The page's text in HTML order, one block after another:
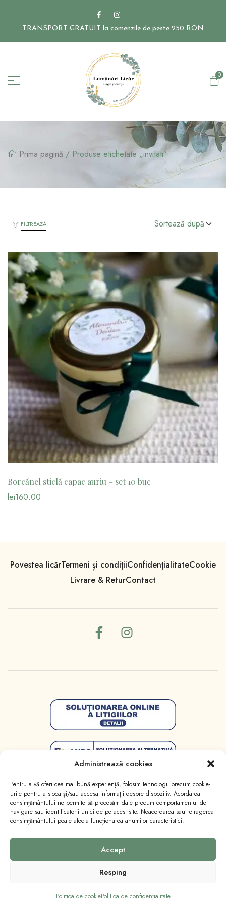
Administrează cookies
Pentru a vă oferi cea mai bună experiență, folosim tehnologii precum cookie-
urile pentru a stoca și/sau accesa informații despre dispozitiv. Acordarea
consimțământului ne permite să procesăm date precum comportamentul de
navigare sau identificatorii unici de pe acest site. Neacordarea sau retragerea
consimțământului poate afecta funcționarea anumitor caracteristici.
Accept
Resping
Politica de cookiePolitica de confidențialitate
TRANSPORT GRATUIT la comenzile de peste 250 RON
0
Prima pagină / Produse etichetate „invitati”
FILTREAZĂ
Borcănel sticlă capac auriu – set 10 buc
lei160.00
Povestea licărTermeni și condițiiConfidențialitateCookie
Livrare & ReturContact
Toate drepturile sunt rezervateLumânări Licăr.
Website realizat deMarketing cu emoție